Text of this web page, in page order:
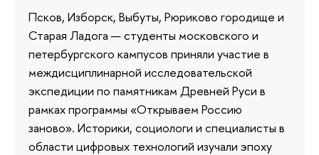
Псков, Изборск, Выбуты, Рюриково городище и
Старая Ладога — студенты московского и
петербургского кампусов приняли участие в
междисциплинарной исследовательской
экспедиции по памятникам Древней Руси в
рамках программы «Открываем Россию
заново». Историки, социологи и специалисты в
области цифровых технологий изучали эпоху